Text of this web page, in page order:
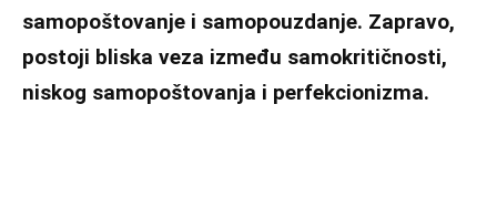
samopoštovanje i samopouzdanje. Zapravo,
postoji bliska veza između samokritičnosti,
niskog samopoštovanja i perfekcionizma.